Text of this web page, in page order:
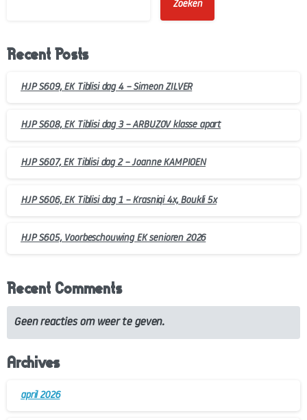
Zoeken
Recent Posts
HJP S609, EK Tiblisi dag 4 – Simeon ZILVER
HJP S608, EK Tiblisi dag 3 – ARBUZOV klasse apart
HJP S607, EK Tiblisi dag 2 – Joanne KAMPIOEN
HJP S606, EK Tiblisi dag 1 – Krasniqi 4x, Boukli 5x
HJP S605, Voorbeschouwing EK senioren 2026
Recent Comments
Geen reacties om weer te geven.
Archives
april 2026